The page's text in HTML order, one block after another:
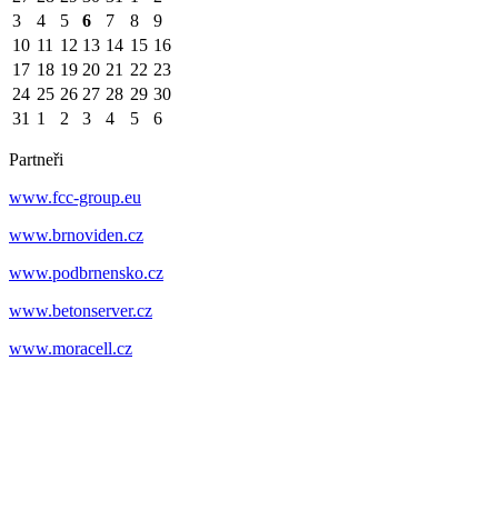
3
4 5 6 7 8
9
10 11 12 13 14 15 16
17 18 19 20 21 22 23
24 25 26 27 28 29 30
31 1 2 3 4 5 6
Partneři
www.fcc-group.eu
www.brnoviden.cz
www.podbrnensko.cz
www.betonserver.cz
www.moracell.cz